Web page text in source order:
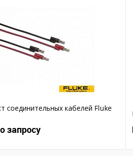
соединительных кабелей Fluke
запросу